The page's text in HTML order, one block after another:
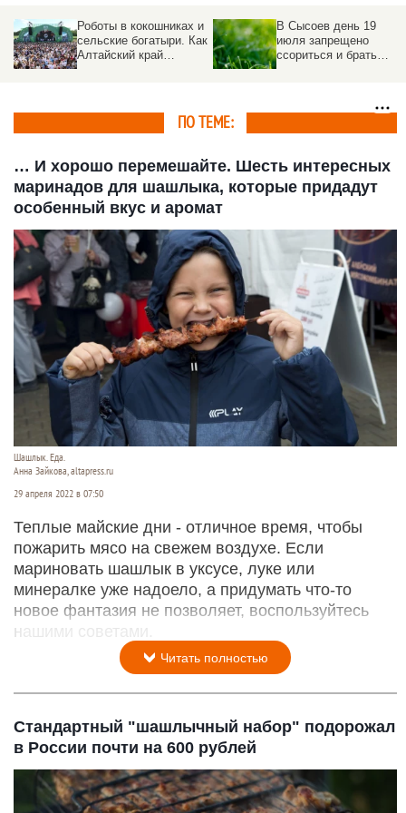
Роботы в кокошниках и
сельские богатыри. Как
Алтайский край
В Сысоев день 19
июля запрещено
ссориться и брать
ПО ТЕМЕ:
… И хорошо перемешайте. Шесть интересных
маринадов для шашлыка, которые придадут
особенный вкус и аромат
Шашлык. Еда.
Анна Зайкова, altapress.ru
29 апреля 2022 в 07:50
Теплые майские дни - отличное время, чтобы
пожарить мясо на свежем воздухе. Если
мариновать шашлык в уксусе, луке или
минералке уже надоело, а придумать что-то
новое фантазия не позволяет, воспользуйтесь
нашими советами.
Читать полностью
Стандартный "шашлычный набор" подорожал
в России почти на 600 рублей